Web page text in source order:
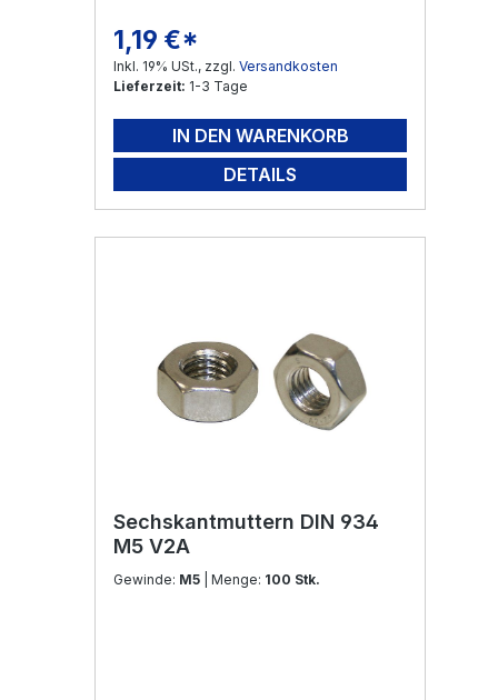
Regulärer Preis:
1,19 €*
Inkl. 19% USt., zzgl. Versandkosten
Lieferzeit: 1-3 Tage
IN DEN WARENKORB
DETAILS
Sechskantmuttern DIN 934
M5 V2A
Gewinde: M5 | Menge: 100 Stk.